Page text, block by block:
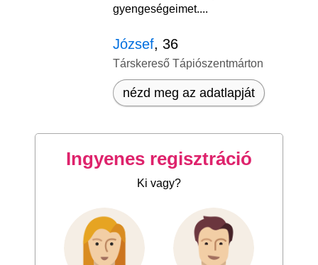
gyengeségeimet....
József, 36
Társkereső Tápiószentmárton
nézd meg az adatlapját
Ingyenes regisztráció
Ki vagy?